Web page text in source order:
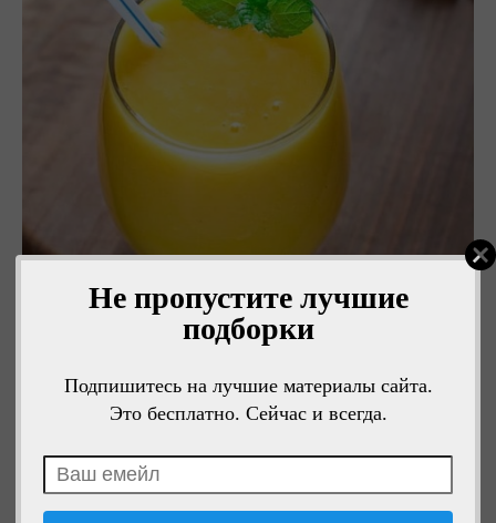
Не пропустите лучшие
подборки
Подпишитесь на лучшие материалы сайта.
Это бесплатно. Сейчас и всегда.